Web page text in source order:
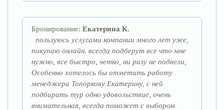
Бронирование: Екатерина К.
пользуюсь услугами компании много лет уже,
покупаю онлайн. всегда подберут все что мне
нужно, все быстро, четко, ни разу не подвели,
Особенно хотелось бы отметить работу
менеджера Топоркову Екатерину, с ней
подбирать тур одно удовольствие, очень
внимательная, всегда поможет с выбором